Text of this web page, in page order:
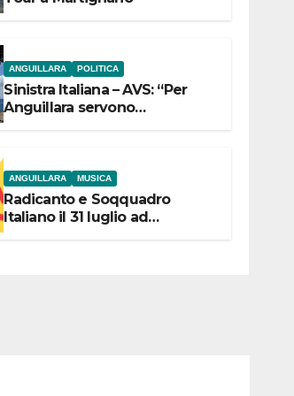
ANGUILLARA POLITICA
Sinistra Italiana – AVS: “Per
Anguillara servono
ANGUILLARA MUSICA
Radicanto e Soqquadro
Italiano il 31 luglio ad